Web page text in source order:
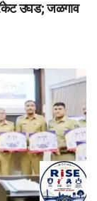
उघड; जळगाव